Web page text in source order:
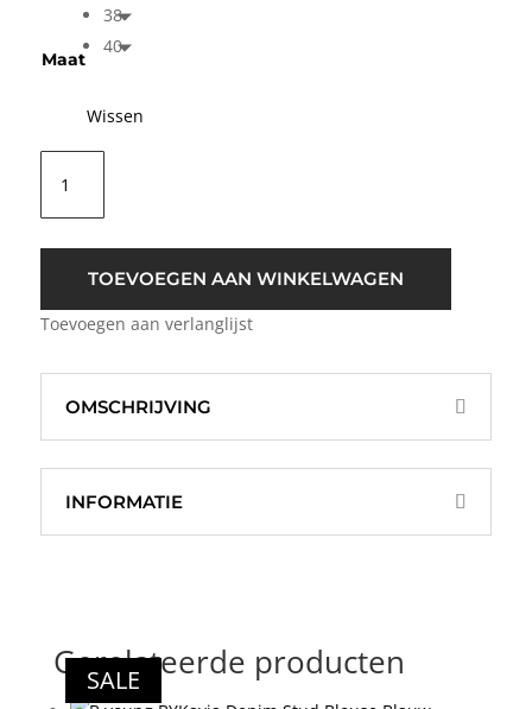
Maat
38
40
Wissen
Jazmin
Flower
Blouse
Blauw
TOEVOEGEN AAN WINKELWAGEN
Toevoegen aan verlanglijst
OMSCHRIJVING
INFORMATIE
Gerelateerde producten
SALE
SALE
SALE
SALE